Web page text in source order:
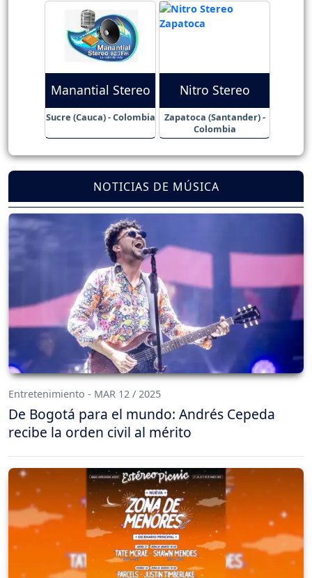
Manantial Stereo
Sucre (Cauca) - Colombia
Nitro Stereo
Zapatoca (Santander) -
Colombia
NOTICIAS DE MÚSICA
Entretenimiento - MAR 12 / 2025
De Bogotá para el mundo: Andrés Cepeda
recibe la orden civil al mérito